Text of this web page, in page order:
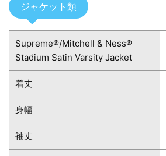
ジャケット類
Supreme®/Mitchell & Ness®
Stadium Satin Varsity Jacket
着丈
身幅
袖丈